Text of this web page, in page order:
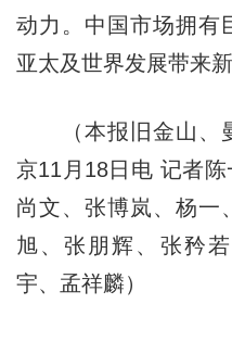
动力。中国市场拥有
亚太及世界发展带来
（本报旧金山、
京11月18日电 记者
尚文、张博岚、杨一
旭、张朋辉、张矜
宇、孟祥麟）